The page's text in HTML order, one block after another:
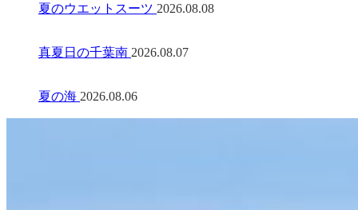
夏のウエットスーツ 2026.08.08
真夏日の千葉南 2026.08.07
夏の海 2026.08.06